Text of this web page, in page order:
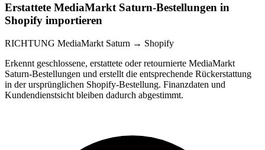
Erstattete MediaMarkt Saturn-Bestellungen in
Shopify importieren
RICHTUNG MediaMarkt Saturn → Shopify
Erkennt geschlossene, erstattete oder retournierte MediaMarkt
Saturn-Bestellungen und erstellt die entsprechende Rückerstattung
in der ursprünglichen Shopify-Bestellung. Finanzdaten und
Kundendienstsicht bleiben dadurch abgestimmt.